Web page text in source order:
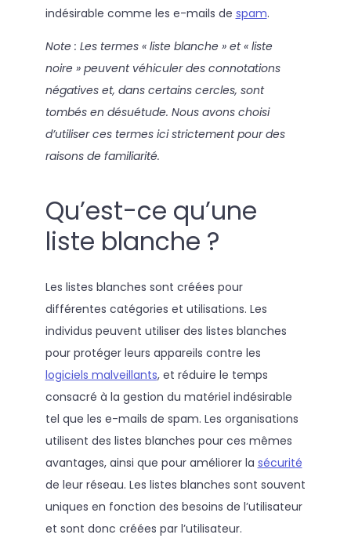
indésirable comme les e-mails de spam.
Note : Les termes « liste blanche » et « liste
noire » peuvent véhiculer des connotations
négatives et, dans certains cercles, sont
tombés en désuétude. Nous avons choisi
d’utiliser ces termes ici strictement pour des
raisons de familiarité.
Qu’est-ce qu’une
liste blanche ?
Les listes blanches sont créées pour
différentes catégories et utilisations. Les
individus peuvent utiliser des listes blanches
pour protéger leurs appareils contre les
logiciels malveillants, et réduire le temps
consacré à la gestion du matériel indésirable
tel que les e-mails de spam. Les organisations
utilisent des listes blanches pour ces mêmes
avantages, ainsi que pour améliorer la sécurité
de leur réseau. Les listes blanches sont souvent
uniques en fonction des besoins de l’utilisateur
et sont donc créées par l’utilisateur.